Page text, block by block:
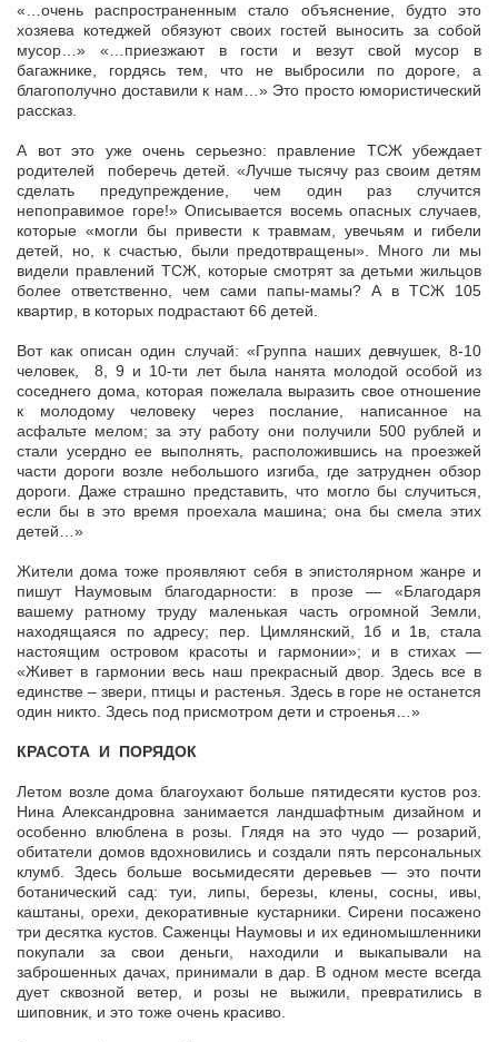
«…очень распространенным стало объяснение, будто это
хозяева котеджей обязуют своих гостей выносить за собой
мусор…» «…приезжают в гости и везут свой мусор в
багажнике, гордясь тем, что не выбросили по дороге, а
благополучно доставили к нам…» Это просто юмористический
рассказ.
А вот это уже очень серьезно: правление ТСЖ убеждает
родителей поберечь детей. «Лучше тысячу раз своим детям
сделать предупреждение, чем один раз случится
непоправимое горе!» Описывается восемь опасных случаев,
которые «могли бы привести к травмам, увечьям и гибели
детей, но, к счастью, были предотвращены». Много ли мы
видели правлений ТСЖ, которые смотрят за детьми жильцов
более ответственно, чем сами папы-мамы? А в ТСЖ 105
квартир, в которых подрастают 66 детей.
Вот как описан один случай: «Группа наших девчушек, 8-10
человек, 8, 9 и 10-ти лет была нанята молодой особой из
соседнего дома, которая пожелала выразить свое отношение
к молодому человеку через послание, написанное на
асфальте мелом; за эту работу они получили 500 рублей и
стали усердно ее выполнять, расположившись на проезжей
части дороги возле небольшого изгиба, где затруднен обзор
дороги. Даже страшно представить, что могло бы случиться,
если бы в это время проехала машина; она бы смела этих
детей…»
Жители дома тоже проявляют себя в эпистолярном жанре и
пишут Наумовым благодарности: в прозе — «Благодаря
вашему ратному труду маленькая часть огромной Земли,
находящаяся по адресу; пер. Цимлянский, 1б и 1в, стала
настоящим островом красоты и гармонии»; и в стихах —
«Живет в гармонии весь наш прекрасный двор. Здесь все в
единстве – звери, птицы и растенья. Здесь в горе не останется
один никто. Здесь под присмотром дети и строенья…»
КРАСОТА И ПОРЯДОК
Летом возле дома благоухают больше пятидесяти кустов роз.
Нина Александровна занимается ландшафтным дизайном и
особенно влюблена в розы. Глядя на это чудо — розарий,
обитатели домов вдохновились и создали пять персональных
клумб. Здесь больше восьмидесяти деревьев — это почти
ботанический сад: туи, липы, березы, клены, сосны, ивы,
каштаны, орехи, декоративные кустарники. Сирени посажено
три десятка кустов. Саженцы Наумовы и их единомышленники
покупали за свои деньги, находили и выкапывали на
заброшенных дачах, принимали в дар. В одном месте всегда
дует сквозной ветер, и розы не выжили, превратились в
шиповник, и это тоже очень красиво.